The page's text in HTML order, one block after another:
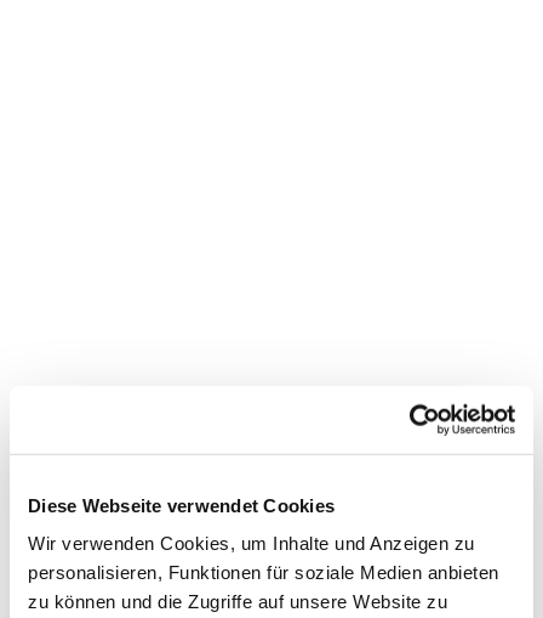
Diese Webseite verwendet Cookies
Wir verwenden Cookies, um Inhalte und Anzeigen zu
personalisieren, Funktionen für soziale Medien anbieten
zu können und die Zugriffe auf unsere Website zu
Dies könnte Sie auch
interessieren